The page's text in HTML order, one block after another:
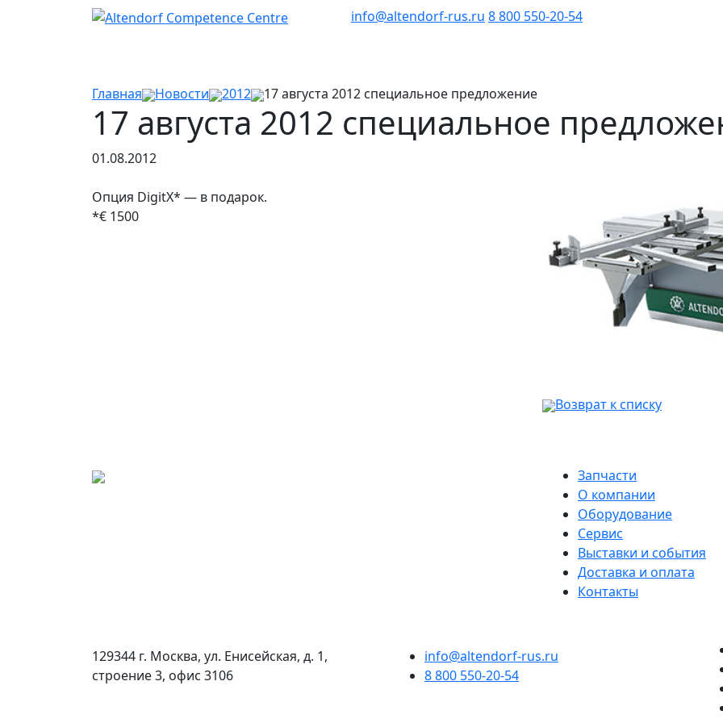
info@altendorf-rus.ru 8 800 550-20-54
Главная Новости 2012 17 августа 2012 специальное предложение
17 августа 2012 специальное
01.08.2012
Опция DigitX* — в подарок.
*€ 1500
Возврат к списку
Запчасти
О компании
Оборудование
Сервис
Выставки и события
Доставка и оплата
Контакты
129344 г. Москва, ул. Енисейская, д. 1,
строение 3, офис 3106
info@altendorf-rus.ru
8 800 550-20-54